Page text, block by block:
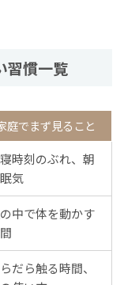
習慣一覧
庭でまず見ること
時刻のぶれ、朝
気
中で体を動かす
だら触る時間、